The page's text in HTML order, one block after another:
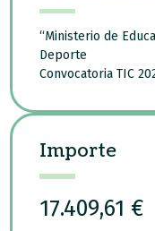
“Ministerio de
Deporte
Convocatoria TIC
Importe
17.409,61 €